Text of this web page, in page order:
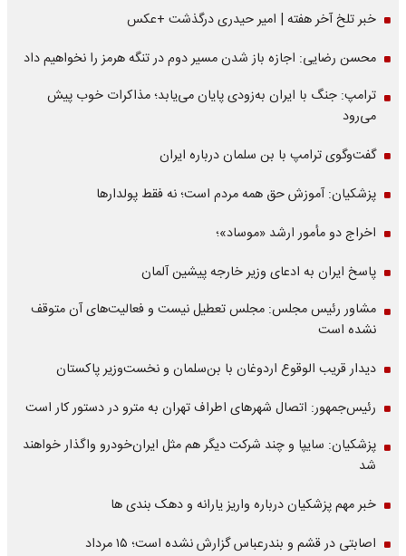
خبر تلخ آخر هفته | امیر حیدری درگذشت +عکس
محسن رضایی: اجازه باز شدن مسیر دوم در تنگه هرمز را نخواهیم داد
ترامپ: جنگ با ایران به‌زودی پایان می‌یابد؛ مذاکرات خوب پیش
می‌رود
گفت‌وگوی ترامپ با بن سلمان درباره ایران
پزشکیان: آموزش حق همه مردم است؛ نه فقط پولدارها
اخراج دو مأمور ارشد «موساد»؛
پاسخ ایران به ادعای وزیر خارجه پیشین آلمان
مشاور رئیس مجلس: مجلس تعطیل نیست و فعالیت‌های آن متوقف
نشده است
دیدار قریب الوقوع اردوغان با بن‌سلمان و نخست‌وزیر پاکستان
رئیس‌جمهور: اتصال شهرهای اطراف تهران به مترو در دستور کار است
پزشکیان: سایپا و چند شرکت دیگر هم مثل ایران‌خودرو واگذار خواهند
شد
خبر مهم پزشکیان درباره واریز یارانه و دهک بندی ها
اصابتی در قشم و بندرعباس گزارش نشده است؛ ۱۵ مرداد